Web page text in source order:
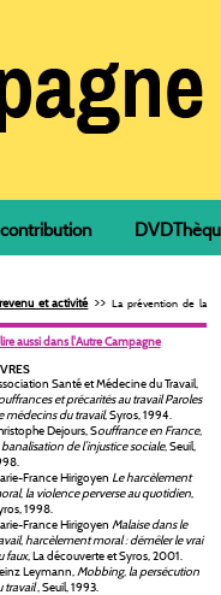
et activité>>La prévention de la
aussi dans l'Autre Campagne
Santé et Médecine du Travail,
et précarités au travail Paroles
médecins du travail, Syros, 1994.
Dejours, Souffrance en France,
banalisation de l’injustice sociale, Seuil,
France Hirigoyen Le harcèlement
la violence perverse au quotidien,
1998.
France Hirigoyen Malaise dans le
harcèlement moral : démêler le vrai
faux, La découverte et Syros, 2001.
Leymann,Mobbing, la persécution
travail, Seuil, 1993.